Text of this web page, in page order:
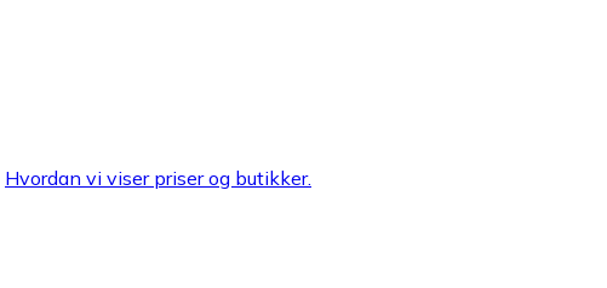
Hvordan vi viser priser og butikker.